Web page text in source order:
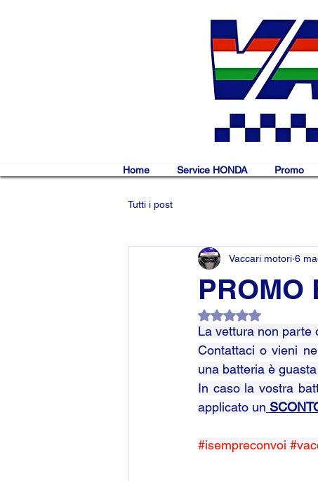
Home Service HONDA Promo
Tutti i post
PROMO
Vaccari motori 6
Valutazione NaN
La vettura non parte
Contattaci o vieni
una batteria è
In caso la vostra
applicato un
#isempreconvoi